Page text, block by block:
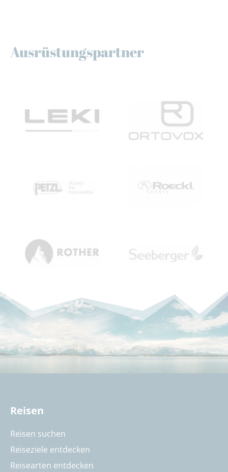
Ausrüstungspartner
Reisen
Reisen suchen
Reiseziele entdecken
Reisearten entdecken